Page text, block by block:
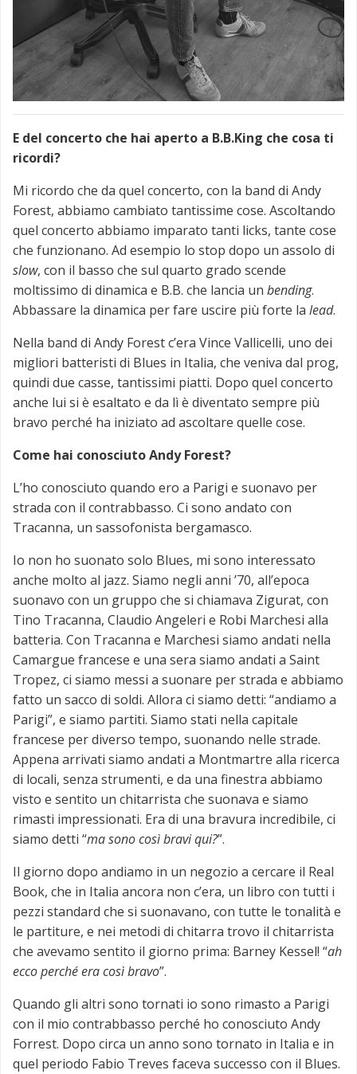
E del concerto che hai aperto a B.B.King che cosa ti
ricordi?
Mi ricordo che da quel concerto, con la band di Andy
Forest, abbiamo cambiato tantissime cose. Ascoltando
quel concerto abbiamo imparato tanti licks, tante cose
che funzionano. Ad esempio lo stop dopo un assolo di
slow, con il basso che sul quarto grado scende
moltissimo di dinamica e B.B. che lancia un bending.
Abbassare la dinamica per fare uscire più forte la lead.
Nella band di Andy Forest c’era Vince Vallicelli, uno dei
migliori batteristi di Blues in Italia, che veniva dal prog,
quindi due casse, tantissimi piatti. Dopo quel concerto
anche lui si è esaltato e da lì è diventato sempre più
bravo perché ha iniziato ad ascoltare quelle cose.
Come hai conosciuto Andy Forest?
L’ho conosciuto quando ero a Parigi e suonavo per
strada con il contrabbasso. Ci sono andato con
Tracanna, un sassofonista bergamasco.
Io non ho suonato solo Blues, mi sono interessato
anche molto al jazz. Siamo negli anni ’70, all’epoca
suonavo con un gruppo che si chiamava Zigurat, con
Tino Tracanna, Claudio Angeleri e Robi Marchesi alla
batteria. Con Tracanna e Marchesi siamo andati nella
Camargue francese e una sera siamo andati a Saint
Tropez, ci siamo messi a suonare per strada e abbiamo
fatto un sacco di soldi. Allora ci siamo detti: “andiamo a
Parigi”, e siamo partiti. Siamo stati nella capitale
francese per diverso tempo, suonando nelle strade.
Appena arrivati siamo andati a Montmartre alla ricerca
di locali, senza strumenti, e da una finestra abbiamo
visto e sentito un chitarrista che suonava e siamo
rimasti impressionati. Era di una bravura incredibile, ci
siamo detti “ma sono così bravi qui?”.
Il giorno dopo andiamo in un negozio a cercare il Real
Book, che in Italia ancora non c’era, un libro con tutti i
pezzi standard che si suonavano, con tutte le tonalità e
le partiture, e nei metodi di chitarra trovo il chitarrista
che avevamo sentito il giorno prima: Barney Kessel! “ah
ecco perché era così bravo”.
Quando gli altri sono tornati io sono rimasto a Parigi
con il mio contrabbasso perché ho conosciuto Andy
Forrest. Dopo circa un anno sono tornato in Italia e in
quel periodo Fabio Treves faceva successo con il Blues.